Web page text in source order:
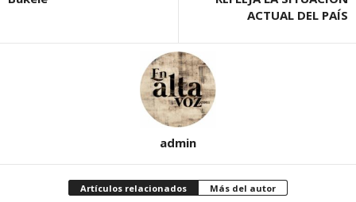
ACTUAL DEL PAÍS
admin
Artículos relacionados Más del autor